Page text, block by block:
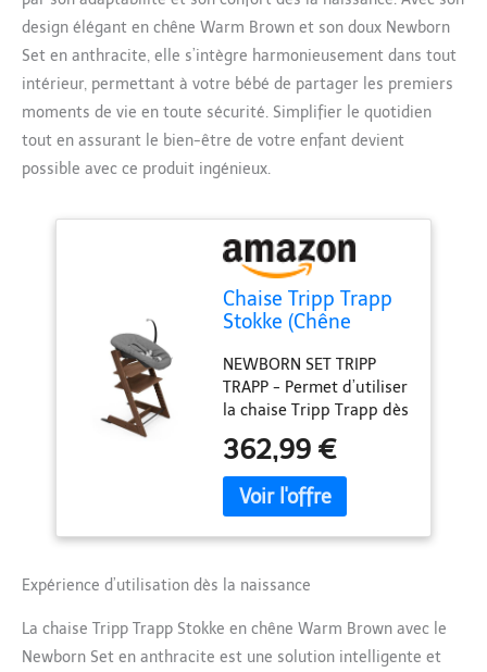
design élégant en chêne Warm Brown et son doux Newborn
Set en anthracite, elle s’intègre harmonieusement dans tout
intérieur, permettant à votre bébé de partager les premiers
moments de vie en toute sécurité. Simplifier le quotidien
tout en assurant le bien-être de votre enfant devient
possible avec ce produit ingénieux.
Chaise Tripp Trapp
Stokke (Chêne
Newborn Set
(Anthracite) -
Utilisez dès la
naissance et jusqu’à
9 kg - Confortable,
sûr et simple à
utilizer
NEWBORN SET TRIPP
TRAPP - Permet d’utiliser
la chaise Tripp Trapp dès
de sécurité convient à
votre tout-petit jusqu’à
9 kg. Ce set offre deux
soutien pour les jambes,
bébé. UNE CHAISE POUR
permet à votre bébé,
tout-petit ou enfant, de
362,99 €
Expérience d’utilisation dès la naissance
La chaise Tripp Trapp Stokke en chêne Warm Brown avec le
Newborn Set en anthracite est une solution intelligente et